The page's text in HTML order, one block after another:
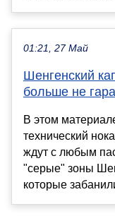
01:21, 27 Май
Шенгенский
больше не
В этом
технический
ждут с любым
"серые" зоны
которые